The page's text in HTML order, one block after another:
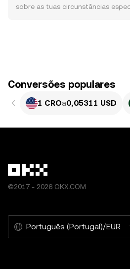
sobre as tuas circunstâncias
Conversões populares
1 CROa0,05311 USD
©2017 - 2026 OKX.COM
Português (Portugal)/EUR